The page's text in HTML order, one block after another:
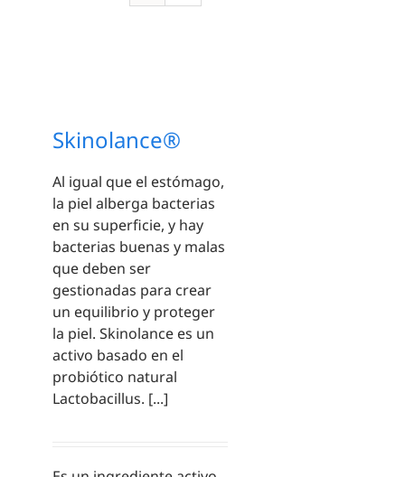
Skinolance®
Al igual que el estómago,
la piel alberga bacterias
en su superficie, y hay
bacterias buenas y malas
que deben ser
gestionadas para crear
un equilibrio y proteger
la piel. Skinolance es un
activo basado en el
probiótico natural
Lactobacillus. [...]